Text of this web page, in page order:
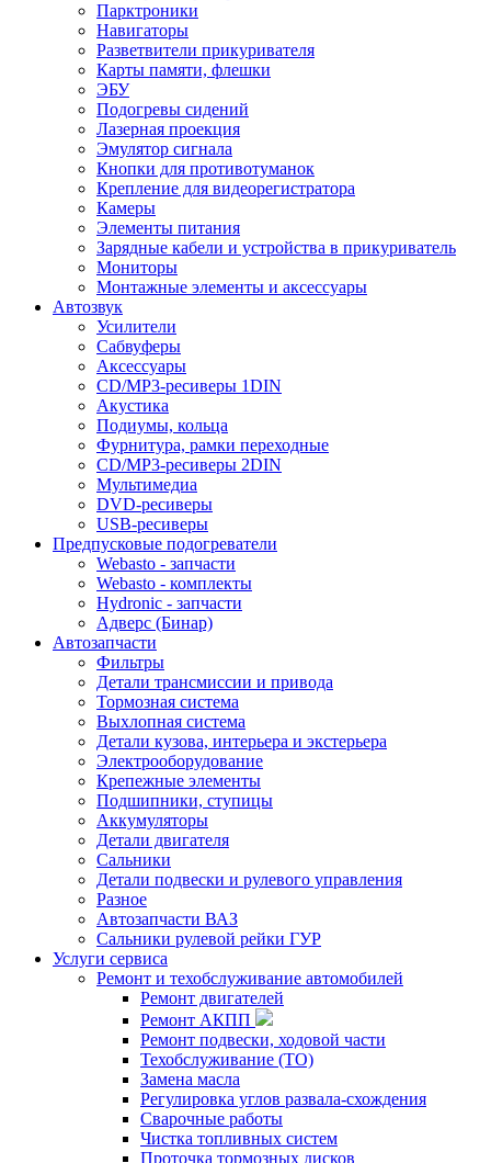
Парктроники
Навигаторы
Разветвители прикуривателя
Карты памяти, флешки
ЭБУ
Подогревы сидений
Лазерная проекция
Эмулятор сигнала
Кнопки для противотуманок
Крепление для видеорегистратора
Камеры
Элементы питания
Зарядные кабели и устройства в прикуриватель
Мониторы
Монтажные элементы и аксессуары
Автозвук
Усилители
Сабвуферы
Аксессуары
CD/MP3-ресиверы 1DIN
Акустика
Подиумы, кольца
Фурнитура, рамки переходные
CD/MP3-ресиверы 2DIN
Мультимедиа
DVD-ресиверы
USB-ресиверы
Предпусковые подогреватели
Webasto - запчасти
Webasto - комплекты
Hydronic - запчасти
Адверс (Бинар)
Автозапчасти
Фильтры
Детали трансмиссии и привода
Тормозная система
Выхлопная система
Детали кузова, интерьера и экстерьера
Электрооборудование
Крепежные элементы
Подшипники, ступицы
Аккумуляторы
Детали двигателя
Сальники
Детали подвески и рулевого управления
Разное
Автозапчасти ВАЗ
Сальники рулевой рейки ГУР
Услуги сервиса
Ремонт и техобслуживание автомобилей
Ремонт двигателей
Ремонт АКПП
Ремонт подвески, ходовой части
Техобслуживание (ТО)
Замена масла
Регулировка углов развала-схождения
Сварочные работы
Чистка топливных систем
Проточка тормозных дисков